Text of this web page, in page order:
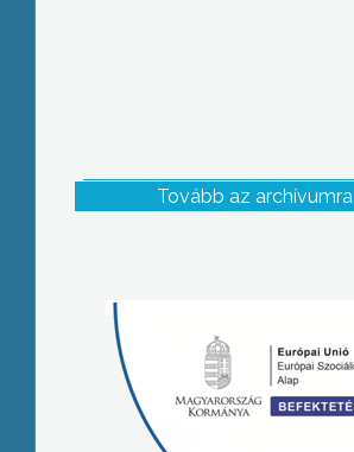
Tovább az archívumra